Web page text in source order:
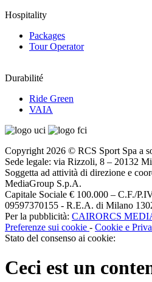
Hospitality
Packages
Tour Operator
Durabilité
Ride Green
VAIA
Copyright 2026 © RCS Sport Spa a
Sede legale: via Rizzoli, 8 – 20132
Soggetta ad attività di direzione e
MediaGroup S.p.A.
Capitale Sociale € 100.000 – C.F./
09597370155 - R.E.A. di Milano
Per la pubblicità: CAIRORCS
Preferenze sui cookie - Cookie e
Stato del consenso ai cookie:
Ceci est un